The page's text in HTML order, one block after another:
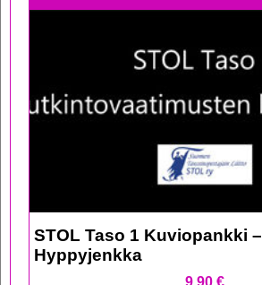
STOL Taso 1 Kuviopankki –
Hyppyjenkka
9,90 €